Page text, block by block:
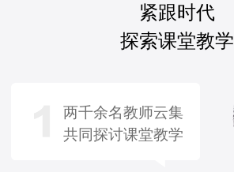
紧跟时代
探索课堂教学
两千余名教师云集
共同探讨课堂教学